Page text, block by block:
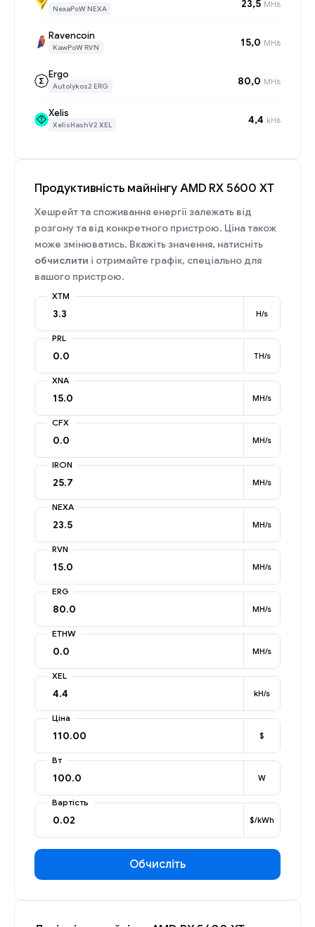
NexaPoW NEXA 23,5 MH/s
Ravencoin
KawPoW RVN 15,0 MH/s
Ergo
Autolykos2 ERG 80,0 MH/s
Xelis
XelisHashV2 XEL 4,4 kH/s
Продуктивність майнінгу AMD RX 5600 XT
Хешрейт та споживання енергії залежать від
розгону та від конкретного пристрою. Ціна також
може змінюватись. Вкажіть значення, натисніть
обчислити і отримайте графік, спеціально для
вашого пристрою.
XTM
H/s
PRL
TH/s
XNA
MH/s
CFX
MH/s
IRON
MH/s
NEXA
MH/s
RVN
MH/s
ERG
MH/s
ETHW
MH/s
XEL
kH/s
Ціна
$
Вт
W
Вартість
$/kWh
Обчисліть